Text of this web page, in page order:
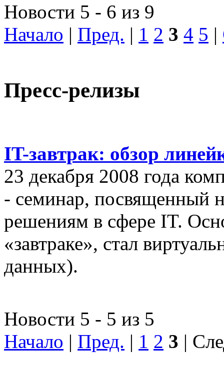
Новости 5 - 6 из 9
Начало | Пред. | 1 2 3 4 5 |
Пресс-релизы
IT-завтрак: обзор
23 декабря 2008 года
- семинар, посвященный
решениям в сфере IT.
«завтраке», стал
данных).
Новости 5 - 5 из 5
Начало | Пред. | 1 2 3 |